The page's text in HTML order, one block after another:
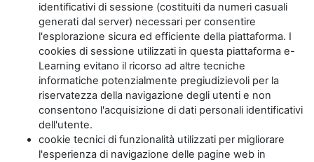
identificativi di sessione (costituiti da numeri casuali
generati dal server) necessari per consentire
l'esplorazione sicura ed efficiente della piattaforma. I
cookies di sessione utilizzati in questa piattaforma e-
Learning evitano il ricorso ad altre tecniche
informatiche potenzialmente pregiudizievoli per la
riservatezza della navigazione degli utenti e non
consentono l'acquisizione di dati personali identificativi
dell'utente.
cookie tecnici di funzionalità utilizzati per migliorare
l'esperienza di navigazione delle pagine web in